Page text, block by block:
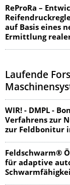
ReProRa –
auf Basis eines
Ermittlung
Laufende
WIR! - DMPL -
Verfahrens zur
zur Feldbonitur
Feldschwarm®
für adaptive